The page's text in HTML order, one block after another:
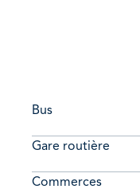
Bus
Gare routière
Commerces